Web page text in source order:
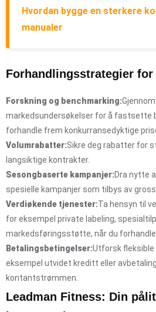
Hvordan bygge en sterkere
manualer
Forhandlingsstrategier
Forskning og benchmarking:
markedsundersøkelser for å fastsette
forhandle frem konkurransedyktige
Volumrabatter:Sikre deg rabatter for
langsiktige kontrakter.
Sesongbaserte kampanjer:Dra nytte
spesielle kampanjer som tilbys av
Verdiøkende tjenester:Ta hensyn til
for eksempel private labeling,
markedsføringsstøtte, når du
Betalingsbetingelser:Utforsk fleksible
eksempel utvidet kreditt eller
kontantstrømmen.
Leadman Fitness: Din